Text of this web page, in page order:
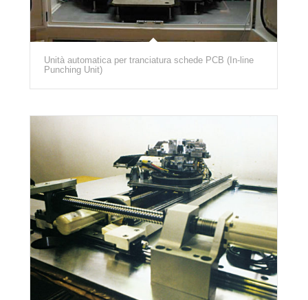
Unità automatica per tranciatura schede PCB (In-line
Punching Unit)